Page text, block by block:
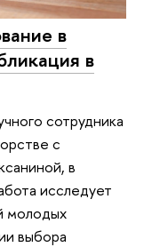
в
в
сотрудника
с
в
исследует
молодых
выбора